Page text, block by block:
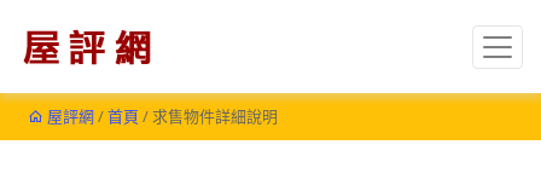
屋評網/首頁 / 求售物件詳細說明